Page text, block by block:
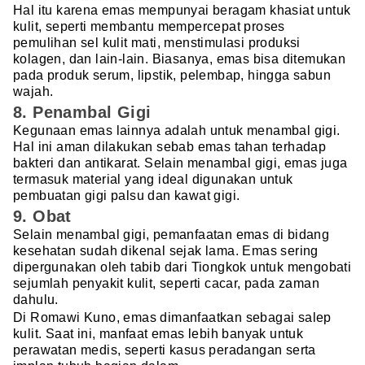
Hal itu karena emas mempunyai beragam khasiat untuk
kulit, seperti membantu mempercepat proses
pemulihan sel kulit mati, menstimulasi produksi
kolagen, dan lain-lain. Biasanya, emas bisa ditemukan
pada produk serum, lipstik, pelembap, hingga sabun
wajah.
8. Penambal Gigi
Kegunaan emas lainnya adalah untuk menambal gigi.
Hal ini aman dilakukan sebab emas tahan terhadap
bakteri dan antikarat. Selain menambal gigi, emas juga
termasuk material yang ideal digunakan untuk
pembuatan gigi palsu dan kawat gigi.
9. Obat
Selain menambal gigi, pemanfaatan emas di bidang
kesehatan sudah dikenal sejak lama. Emas sering
dipergunakan oleh tabib dari Tiongkok untuk mengobati
sejumlah penyakit kulit, seperti cacar, pada zaman
dahulu.
Di Romawi Kuno, emas dimanfaatkan sebagai salep
kulit. Saat ini, manfaat emas lebih banyak untuk
perawatan medis, seperti kasus peradangan serta